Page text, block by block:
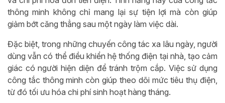
thông minh không chỉ mang lại sự tiện lợi mà còn giúp
giảm bớt căng thẳng sau một ngày làm việc dài.
Đặc biệt, trong những chuyến công tác xa lâu ngày, người
dùng vẫn có thể điều khiển hệ thống điện tại nhà, tạo cảm
giác có người hiện diện để tránh trộm cắp. Việc sử dụng
công tắc thông minh còn giúp theo dõi mức tiêu thụ điện,
từ đó tối ưu hóa chi phí sinh hoạt hàng tháng.